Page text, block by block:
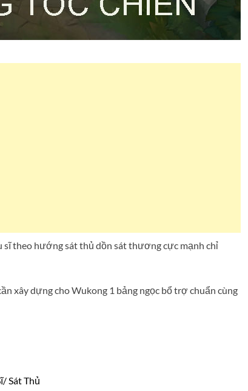
theo hướng sát thủ dồn sát thương cực mạnh chỉ
xây dựng cho Wukong 1 bảng ngọc bổ trợ chuẩn cùng
Sát Thủ